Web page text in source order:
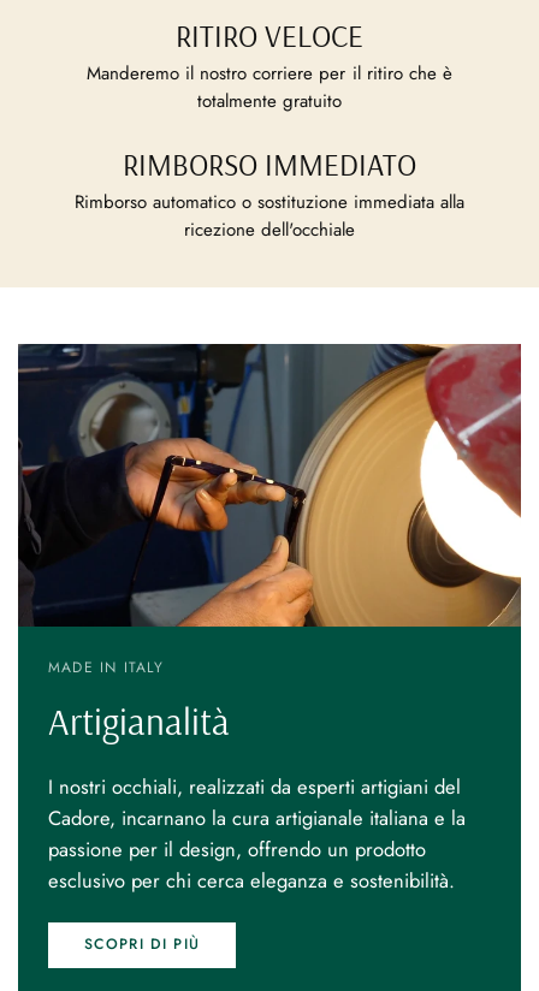
RITIRO VELOCE
Manderemo il nostro corriere per il ritiro che è
totalmente gratuito
RIMBORSO IMMEDIATO
Rimborso automatico o sostituzione immediata alla
ricezione dell'occhiale
MADE IN ITALY
Artigianalità
I nostri occhiali, realizzati da esperti artigiani del
Cadore, incarnano la cura artigianale italiana e la
passione per il design, offrendo un prodotto
esclusivo per chi cerca eleganza e sostenibilità.
SCOPRI DI PIÙ